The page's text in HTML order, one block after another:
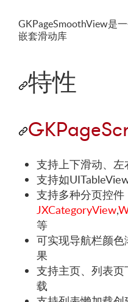
GKPageSmoothView是
嵌套滑动库
特性
支持上下滑动、
支持如
支持多种分页控件
JXCategoryView,
等
可实现导航栏颜
果
支持主页、列表
载